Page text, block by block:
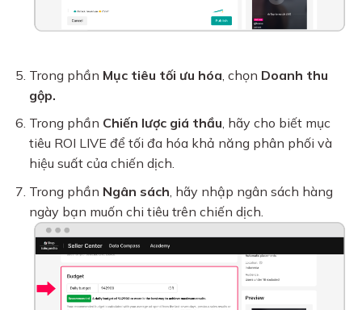
Trong phần Mục tiêu tối ưu hóa , chọn Doanh thu
gộp.
Trong phần Chiến lược giá thầu, hãy cho biết mục
tiêu ROI LIVE để tối đa hóa khả năng phân phối và
hiệu suất của chiến dịch.
Trong phần Ngân sách, hãy nhập ngân sách hàng
ngày bạn muốn chi tiêu trên chiến dịch.